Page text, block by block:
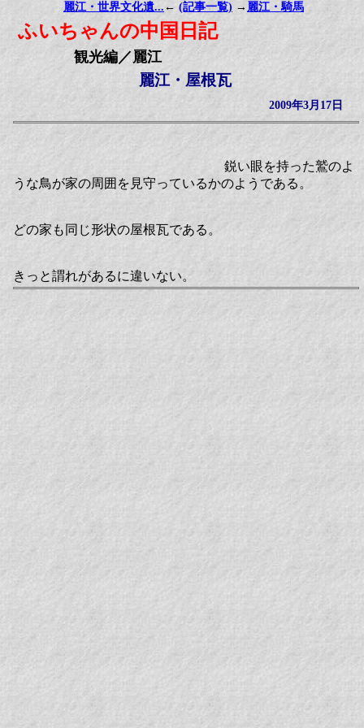
麗江・世界文化遺... ← (記事一覧) → 麗江・騎馬
ふいちゃんの中国日記
観光編／麗江
麗江・屋根瓦
2009年3月17日
鋭い眼を持った鷲のよ
うな鳥が家の周囲を見守っているかのようである。
どの家も同じ形状の屋根瓦である。
きっと謂れがあるに違いない。